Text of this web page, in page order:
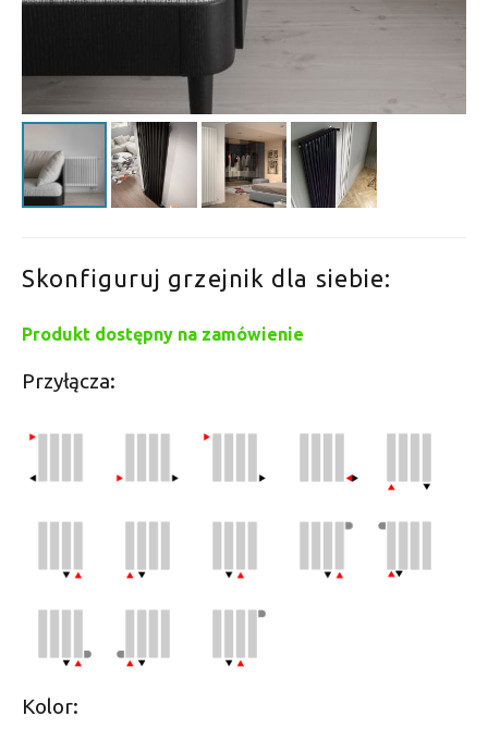
Skonfiguruj grzejnik dla siebie:
Produkt dostępny na zamówienie
Przyłącza:
Kolor: